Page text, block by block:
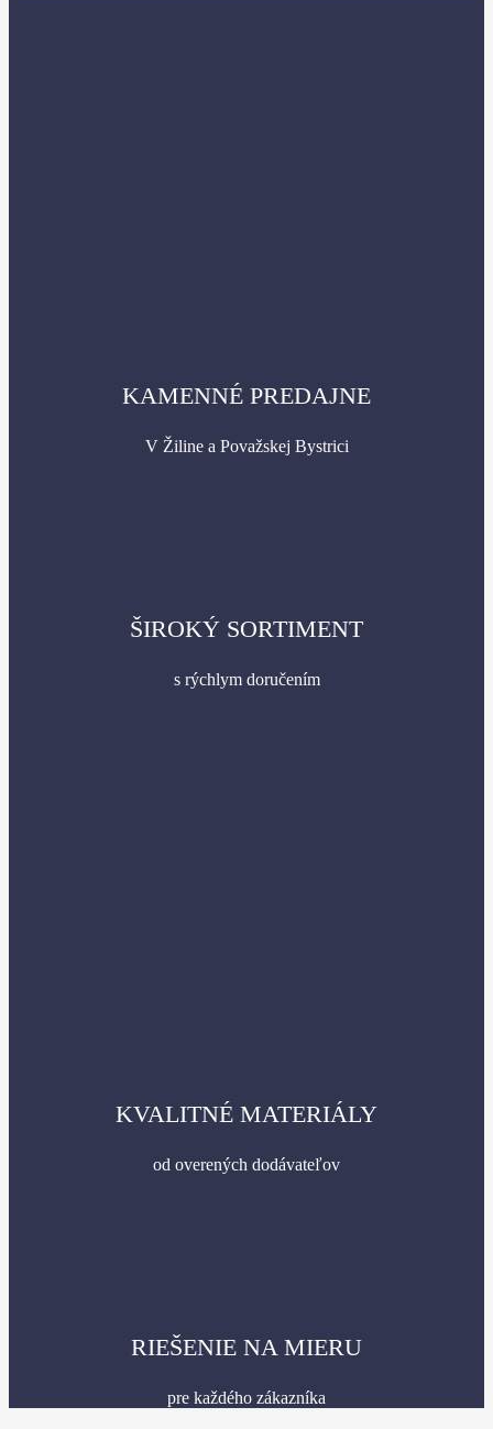
KAMENNÉ PREDAJNE
V Žiline a Považskej Bystrici
ŠIROKÝ SORTIMENT
s rýchlym doručením
KVALITNÉ MATERIÁLY
od overených dodávateľov
RIEŠENIE NA MIERU
pre každého zákazníka